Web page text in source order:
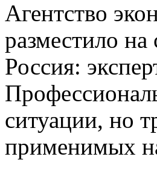
Агентство
разместило
Россия:
ситуации, но
применимых